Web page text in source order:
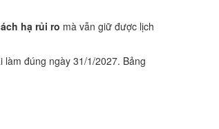
hạ rủi ro mà vẫn giữ được lịch
đúng ngày 31/1/2027. Bảng